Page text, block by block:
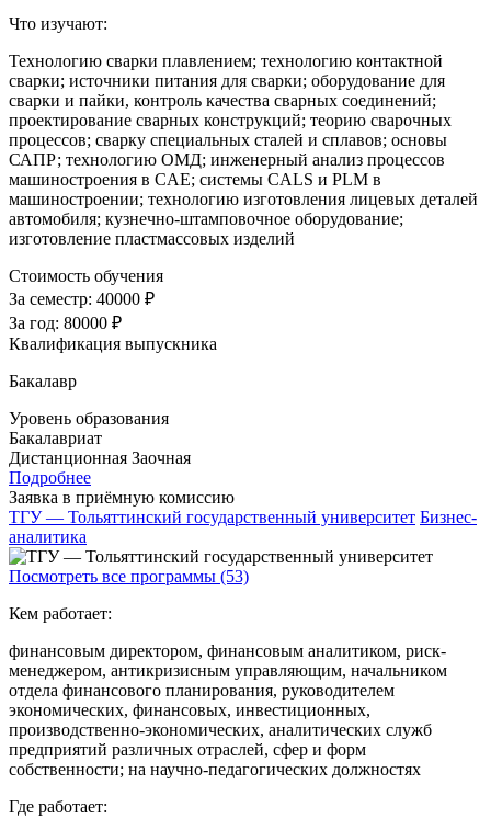
Что изучают:
Технологию сварки плавлением; технологию контактной
сварки; источники питания для сварки; оборудование для
сварки и пайки, контроль качества сварных соединений;
проектирование сварных конструкций; теорию сварочных
процессов; сварку специальных сталей и сплавов; основы
САПР; технологию ОМД; инженерный анализ процессов
машиностроения в CAE; системы CALS и PLM в
машиностроении; технологию изготовления лицевых деталей
автомобиля; кузнечно-штамповочное оборудование;
изготовление пластмассовых изделий
Стоимость обучения
За семестр: 40000 ₽
За год: 80000 ₽
Квалификация выпускника
Бакалавр
Уровень образования
Бакалавриат
Дистанционная Заочная
Подробнее
Заявка в приёмную комиссию
ТГУ — Тольяттинский государственный университет Бизнес-
аналитика
Посмотреть все программы (53)
Кем работает:
финансовым директором, финансовым аналитиком, риск-
менеджером, антикризисным управляющим, начальником
отдела финансового планирования, руководителем
экономических, финансовых, инвестиционных,
производственно-экономических, аналитических служб
предприятий различных отраслей, сфер и форм
собственности; на научно-педагогических должностях
Где работает: